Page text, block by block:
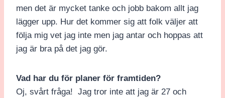
men det är mycket tanke och jobb bakom allt jag
lägger upp. Hur det kommer sig att folk väljer att
följa mig vet jag inte men jag antar och hoppas att
jag är bra på det jag gör.
Vad har du för planer för framtiden?
Oj, svårt fråga! Jag tror inte att jag är 27 och